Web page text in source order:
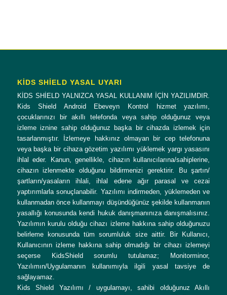
KİDS SHİELD YASAL UYARI
KİDS SHİELD YALNIZCA YASAL KULLANIM İÇİN YAZILIMDIR.
Kids Shield Android Ebeveyn Kontrol hizmet yazılımı,
çocuklarınızı bir akıllı telefonda veya sahip olduğunuz veya
izleme iznine sahip olduğunuz başka bir cihazda izlemek için
tasarlanmıştır. İzlemeye hakkınız olmayan bir cep telefonuna
veya başka bir cihaza gözetim yazılımı yüklemek yargı yasasını
ihlal eder. Kanun, genellikle, cihazın kullanıcılarına/sahiplerine,
cihazın izlenmekte olduğunu bildirmenizi gerektirir. Bu şartın/
şartların/yasaların ihlali, ihlal edene ağır parasal ve cezai
yaptırımlarla sonuçlanabilir. Yazılımı indirmeden, yüklemeden ve
kullanmadan önce kullanmayı düşündüğünüz şekilde kullanmanın
yasallığı konusunda kendi hukuk danışmanınıza danışmalısınız.
Yazılımın kurulu olduğu cihazı izleme hakkına sahip olduğunuzu
belirleme konusunda tüm sorumluluk size aittir. Bir Kullanıcı,
Kullanıcının izleme hakkına sahip olmadığı bir cihazı izlemeyi
seçerse KidsShield sorumlu tutulamaz; Monitorminor,
Yazılımın/Uygulamanın kullanımıyla ilgili yasal tavsiye de
sağlayamaz.
Kids Shield Yazılımı / uygulamayı, sahibi olduğunuz Akıllı